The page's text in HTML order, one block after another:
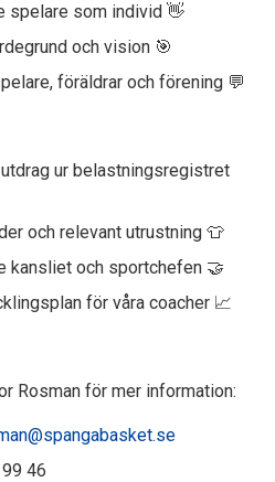
spelare som individ 👋
och vision 🎯
föräldrar och förening 💬
ur belastningsregistret
och relevant utrustning 👕
kansliet och sportchefen 🤝
för våra coacher 📈
Rosman för mer information:
46